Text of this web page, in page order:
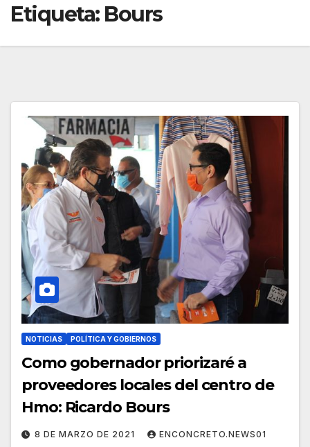
Etiqueta: Bours
NOTICIAS POLÍTICA Y GOBIERNOS
Como gobernador priorizaré a
proveedores locales del centro de
Hmo: Ricardo Bours
8 DE MARZO DE 2021 ENCONCRETO.NEWS01